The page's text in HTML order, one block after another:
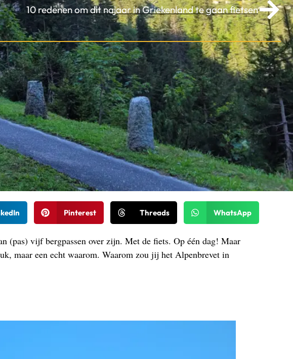
10 redenen om dit najaar in Griekenland te gaan fietsen
Pinterest Threads WhatsApp
(pas) vijf bergpassen over zijn. Met de fiets. Op één dag! Maar
maar een echt waarom. Waarom zou jij het Alpenbrevet in